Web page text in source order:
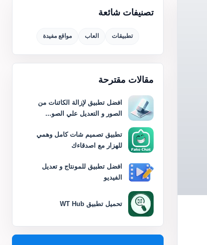
تصنيفات شائعة
تطبيقات العاب مواقع مفيدة
مقالات مقترحة
افضل تطبيق لإزالة الكائنات من
الصور و التعديل علي الصو...
تطبيق تصميم شات كامل وهمي
للهزار مع اصدقاءك
افضل تطبيق للمونتاج و تعديل
الفيديو
تحميل تطبيق WT Hub